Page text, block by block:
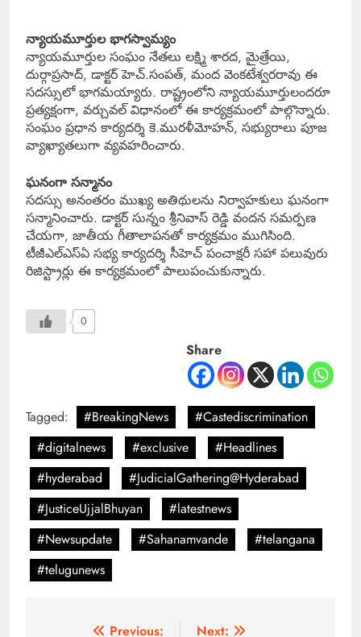
న్యాయమూర్తుల భాగస్వామ్యం
న్యాయమూర్తుల సంఘం నేతలు లక్ష్మి శారద, మైత్రేయి,
దుర్గాప్రసాద్‌, డాక్టర్‌ హెచ్‌.సంపత్‌, మంద వెంకటేశ్వరరావు ఈ
సదస్సులో భాగమయ్యారు. రాష్ట్రంలోని న్యాయమూర్తులందరూ
ప్రత్యక్షంగా, వర్చువల్‌ విధానంలో ఈ కార్యక్రమంలో పాల్గొన్నారు.
సంఘం ప్రధాన కార్యదర్శి కె.మురళీమోహన్‌, సభ్యురాలు పూజ
వ్యాఖ్యాతలుగా వ్యవహరించారు.
ఘనంగా సన్మానం
సదస్సు అనంతరం ముఖ్య అతిథులను నిర్వాహకులు ఘనంగా
సన్మానించారు. డాక్టర్‌ సున్నం శ్రీనివాస్‌ రెడ్డి వందన సమర్పణ
చేయగా, జాతీయ గీతాలాపనతో కార్యక్రమం ముగిసింది.
టీజీఎల్‌ఎస్‌ఏ సభ్య కార్యదర్శి సీహెచ్‌ పంచాక్షరీ సహా పలువురు
రిజిస్ట్రార్లు ఈ కార్యక్రమంలో పాలుపంచుకున్నారు.
0
Share
Tagged: #BreakingNews
#Castediscrimination
#digitalnews
#exclusive
#Headlines
#hyderabad
#JudicialGathering@Hyderabad
#JusticeUjjalBhuyan
#latestnews
#Newsupdate
#Sahanamvande
#telangana
#telugunews
Previous: Next: